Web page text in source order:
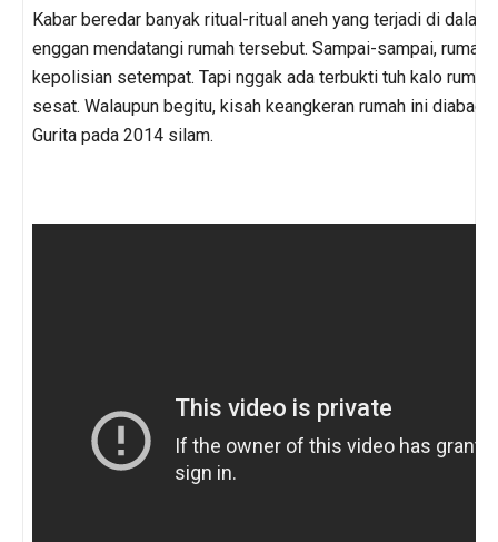
Kabar beredar banyak ritual-ritual aneh yang terjadi di dalam
enggan mendatangi rumah tersebut. Sampai-sampai, rumah
kepolisian setempat. Tapi nggak ada terbukti tuh kalo
sesat. Walaupun begitu, kisah keangkeran rumah ini
Gurita pada 2014 silam.